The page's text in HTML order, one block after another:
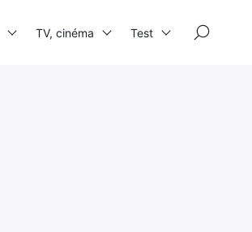
TV, cinéma Test